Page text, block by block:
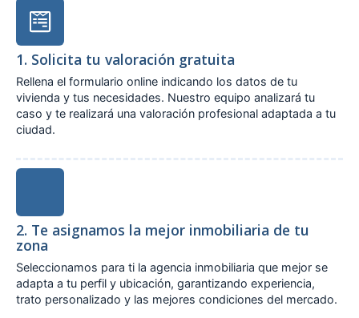
1. Solicita tu valoración gratuita
Rellena el formulario online indicando los datos de tu
vivienda y tus necesidades. Nuestro equipo analizará tu
caso y te realizará una valoración profesional adaptada a tu
ciudad.
2. Te asignamos la mejor inmobiliaria de tu
zona
Seleccionamos para ti la agencia inmobiliaria que mejor se
adapta a tu perfil y ubicación, garantizando experiencia,
trato personalizado y las mejores condiciones del mercado.